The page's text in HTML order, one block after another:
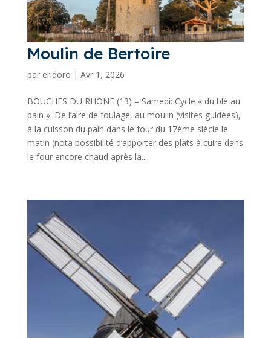
Moulin de Bertoire
par eridoro | Avr 1, 2026
BOUCHES DU RHONE (13) – Samedi: Cycle « du blé au
pain »: De l’aire de foulage, au moulin (visites guidées),
à la cuisson du pain dans le four du 17ème siècle le
matin (nota possibilité d’apporter des plats à cuire dans
le four encore chaud après la...